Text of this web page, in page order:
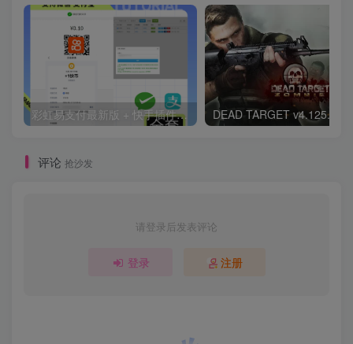
彩虹易支付最新版 + 快手插件：支持微信 / 支付宝的快币充值通道搭建
评论 抢沙发
请登录后发表评论
登录 注册